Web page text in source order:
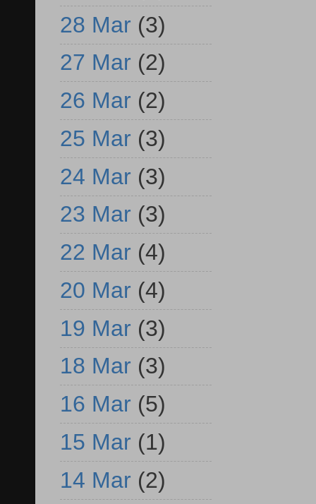
28 Mar (3)
27 Mar (2)
26 Mar (2)
25 Mar (3)
24 Mar (3)
23 Mar (3)
22 Mar (4)
20 Mar (4)
19 Mar (3)
18 Mar (3)
16 Mar (5)
15 Mar (1)
14 Mar (2)